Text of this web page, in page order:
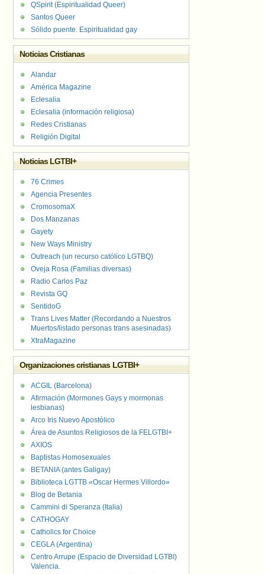
QSpirit (Espiritualidad Queer)
Santos Queer
Sólido puente. Espiritualidad gay
Noticias Cristianas
Alandar
América Magazine
Eclesalia
Eclesalia (información religiosa)
Redes Cristianas
Religión Digital
Noticias LGTBI+
76 Crimes
Agencia Presentes
CromosomaX
Dos Manzanas
Gayety
New Ways Ministry
Outreach (un recurso católico LGTBQ)
Oveja Rosa (Familias diversas)
Radio Carlos Paz
Revista GQ
SentidoG
Trans Lives Matter (Recordando a Nuestros
Muertos/listado personas trans asesinadas)
XtraMagazine
Organizaciones cristianas LGTBI+
ACGIL (Barcelona)
Afirmación (Mormones Gays y mormonas
lesbianas)
Arco Iris Nuevo Apostólico
Área de Asuntos Religiosos de la FELGTBI+
AXIOS
Baptistas Homosexuales
BETANIA (antes Galigay)
Biblioteca LGTTB «Oscar Hermes Villordo»
Blog de Betania
Cammini di Speranza (Italia)
CATHOGAY
Catholics for Choice
CEGLA (Argentina)
Centro Arrupe (Espacio de Diversidad LGTBI)
Valencia.